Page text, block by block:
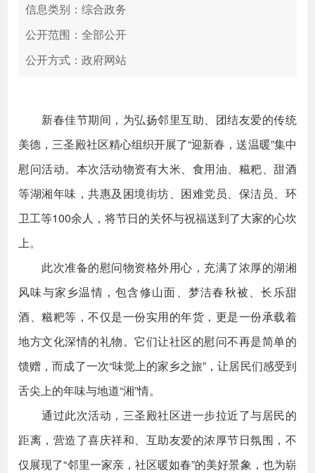
信息类别：综合政务
公开范围：全部公开
公开方式：政府网站
新春佳节期间，为弘扬邻里互助、团结友爱的传统
美德，三圣殿社区精心组织开展了“迎新春，送温暖”集中
慰问活动。本次活动物资有大米、食用油、糍粑、甜酒
等湖湘年味，共惠及困境街坊、困难党员、保洁员、环
卫工等100余人，将节日的关怀与祝福送到了大家的心坎
上。
此次准备的慰问物资格外用心，充满了浓厚的湖湘
风味与家乡温情，包含修山面、梦洁春秋被、长乐甜
酒、糍粑等，不仅是一份实用的年货，更是一份承载着
地方文化深情的礼物。它们让社区的慰问不再是简单的
馈赠，而成了一次“味觉上的家乡之旅”，让居民们感受到
舌尖上的年味与地道“湘”情。
通过此次活动，三圣殿社区进一步拉近了与居民的
距离，营造了喜庆祥和、互助友爱的浓厚节日氛围，不
仅展现了“邻里一家亲，社区暖如春”的美好景象，也为崭